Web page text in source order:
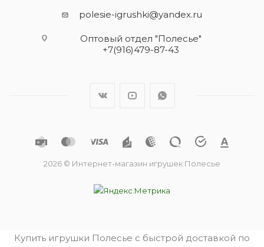
polesie-igrushki@yandex.ru
Оптовый отдел "Полесье"
+7(916)479-87-43
2026 © Интернет-магазин игрушек Полесье
Купить игрушки Полесье с быстрой доставкой по